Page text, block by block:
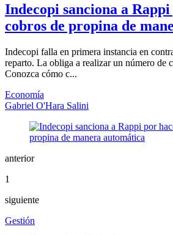
Indecopi sanciona a
cobros de propina de
Indecopi falla en primera instancia en
reparto. La obliga a realizar un número de
Conozca cómo c...
Economía
Gabriel O'Hara Salini
anterior
1
siguiente
Gestión